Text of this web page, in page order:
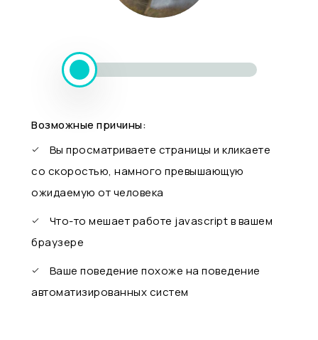
Возможные причины:
Вы просматриваете страницы и кликаете
со скоростью, намного превышающую
ожидаемую от человека
Что-то мешает работе javascript в вашем
браузере
Ваше поведение похоже на поведение
автоматизированных систем